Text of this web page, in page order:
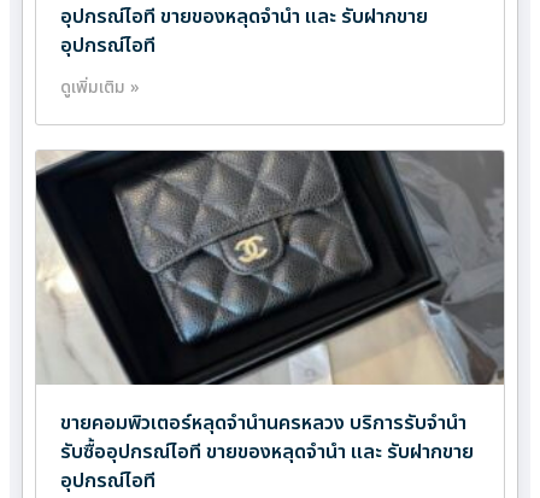
อุปกรณ์ไอที ขายของหลุดจำนำ และ รับฝากขาย
อุปกรณ์ไอที
ดูเพิ่มเติม »
ขายคอมพิวเตอร์หลุดจำนำนครหลวง บริการรับจำนำ
รับซื้ออุปกรณ์ไอที ขายของหลุดจำนำ และ รับฝากขาย
อุปกรณ์ไอที